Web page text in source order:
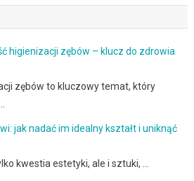
higienizacji zębów – klucz do zdrowia
zębów to kluczowy temat, który
jak nadać im idealny kształt i uniknąć
kwestia estetyki, ale i sztuki, …